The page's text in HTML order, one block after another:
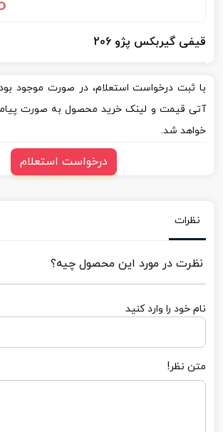
قیفی گیربکس پژو 206
با ثبت درخواست استعلام، در صورت موجود
آتی قیمت و لینک خرید محصول به صورت
خواهد شد.
درخواست استعلام
نظرات
نظرت در مورد این محصول چیه؟
نام خود را وارد کنید
متن نظر!